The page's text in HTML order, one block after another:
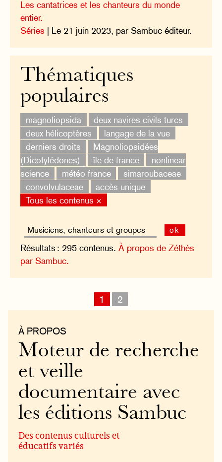
Les cantatrices et les chanteurs du monde
entier.
Séries | Le 21 juin 2023, par Sambuc éditeur.
Thématiques
populaires
magnoliopsida
deux navires civils turcs
deux hélicoptères
langage de la vue
derniers droits
Magnoliopsidées
(Dicotylédones)
île de france
nonlinear
science
météo france
simaroubaceae
convolvulaceae
accès unique
Tous les contenus ×
ok
Résultats : 295 contenus.À propos de Zéthès
par Sambuc.
1 2
À PROPOS
Moteur de recherche
et veille
documentaire avec
les éditions Sambuc
Des contenus culturels et
éducatifs variés